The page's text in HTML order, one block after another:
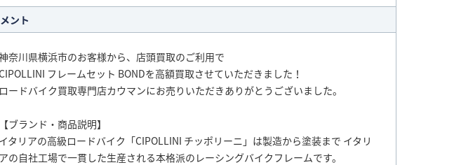
ント
奈川県横浜市のお客様から、店頭買取のご利用で
フレームセット BONDを高額買取させていただきました！
ロードバイク買取専門店カウマンにお売りいただきありがとうございました。
【ブランド・商品説明】
イタリアの高級ロードバイク「CIPOLLINI チッポリーニ」は製造から塗装まで イタリ
アの自社工場で一貫した生産される本格派のレーシングバイクフレームです。